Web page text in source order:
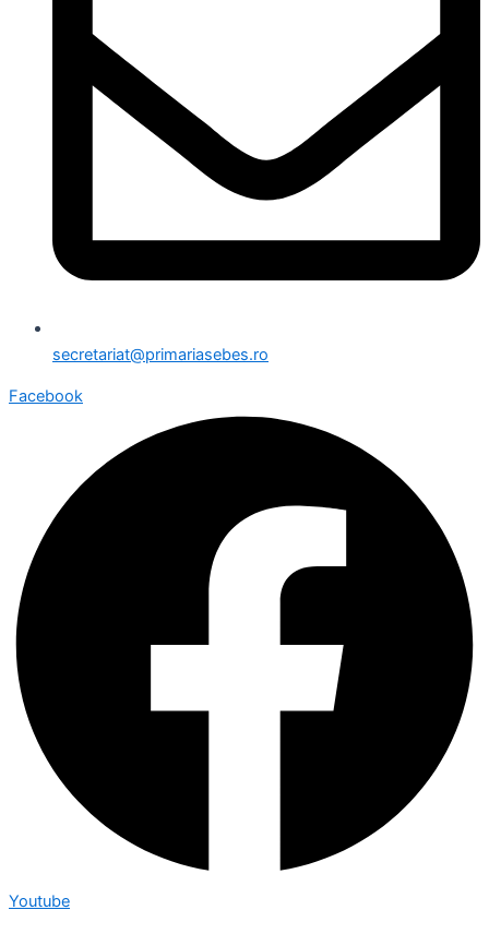
secretariat@primariasebes.ro
Facebook
Youtube